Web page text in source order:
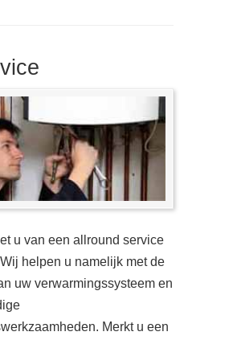
u van een allround service
helpen u namelijk met de
uw verwarmingssysteem en
Merkt u een